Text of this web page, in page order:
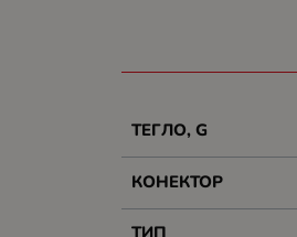
ТЕГЛО, G
КОНЕКТОР